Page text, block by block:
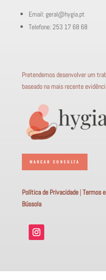
Email: geral@hygia.pt
Telefone: 253 17 68 68
Pretendemos desenvolver um
baseado na mais recente
MARCAR CONSULTA
Política de Privacidade| Termos
Bússola